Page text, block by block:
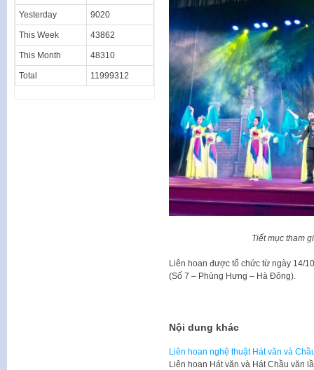
Tiết mục tham
Liên hoan được tổ chức từ ngày 14/
(Số 7 – Phùng Hưng – Hà Đông).
Nội dung khác
Liên hoan nghệ thuật Hát văn và
Liên hoan Hát văn và Hát Chầu văn
Yesterday 9020
This Week 43862
This Month 48310
Total 11999312